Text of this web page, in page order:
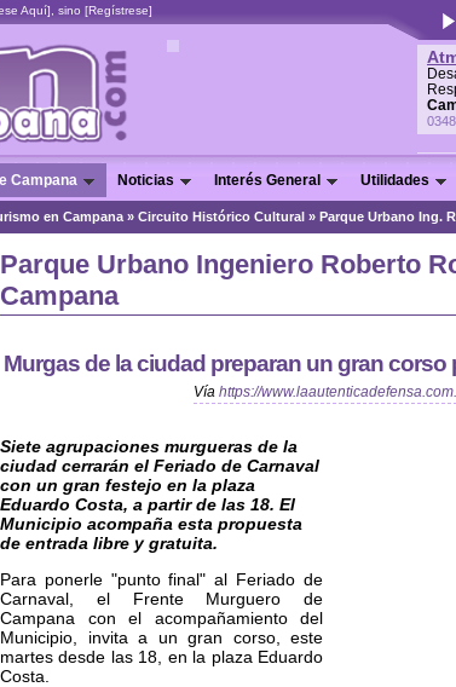
Aquí], sino [Regístrese]
Campana Noticias Interés General Utilidades
en Campana » Circuito Histórico Cultural » Parque Urbano Ing.
Parque Urbano Ingeniero Roberto
Campana
Murgas de la ciudad preparan un gran corso
Vía https://
Siete agrupaciones murgueras de la
ciudad cerrarán el Feriado de Carnaval
con un gran festejo en la plaza
Eduardo Costa, a partir de las 18. El
Municipio acompaña esta propuesta
de entrada libre y gratuita.
Para ponerle "punto final" al Feriado de
Carnaval, el Frente Murguero de
Campana con el acompañamiento del
Municipio, invita a un gran corso, este
martes desde las 18, en la plaza Eduardo
Costa.